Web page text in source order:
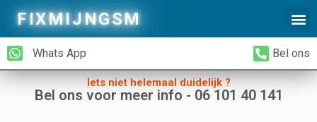
FIXMIJNGSM
Whats App Bel ons
Iets niet helemaal duidelijk ?
Bel ons voor meer info - 06 101 40 141